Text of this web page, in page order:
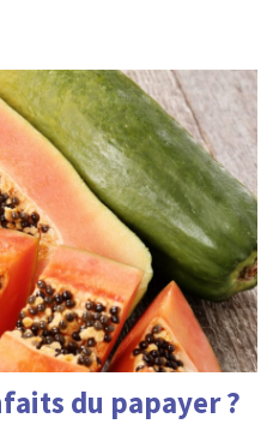
du papayer ?